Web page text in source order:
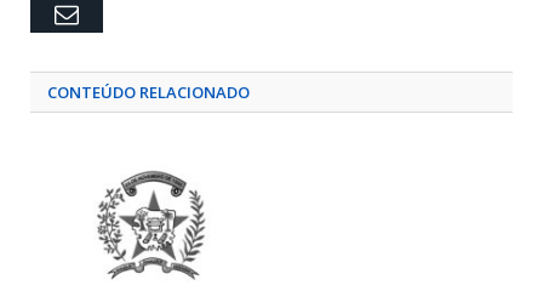
Email
CONTEÚDO RELACIONADO